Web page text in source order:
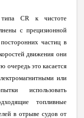
типа CR к чистоте
с прецизионной
частиц в
движения они
очередь это касается
или
использовать
топливные
в отрыве судов от